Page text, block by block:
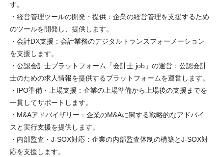
す。
・経営管理ツールの開発・提供：企業の経営管理を支援するため
のツールを開発し、提供します。
・会計DX支援：会計業務のデジタルトランスフォーメーション
を支援します。
・公認会計士プラットフォーム「会計士.job」の運営：公認会計
士のための求人情報を提供するプラットフォームを運営します。
・IPO準備・上場支援：企業の上場準備から上場後の支援までを
一貫してサポートします。
・M&Aアドバイザリー：企業のM&Aに関する戦略的なアドバイ
スと実行支援を提供します。
・内部監査・J-SOX対応：企業の内部監査体制の構築とJ-SOX対
応を支援します。